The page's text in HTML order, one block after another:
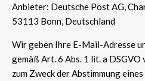
Anbieter: Deutsche Post AG,
53113 Bonn, Deutschland
Wir geben Ihre E-Mail-Adresse
gemäß Art. 6 Abs. 1 lit. a
zum Zweck der Abstimmung